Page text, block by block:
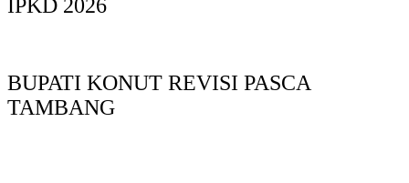
IPKD 2026
BUPATI KONUT REVISI PASCA
TAMBANG